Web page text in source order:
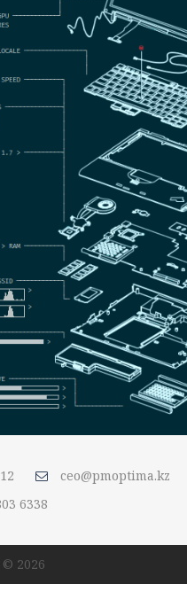
ceo@pmoptima.kz
6338
2026